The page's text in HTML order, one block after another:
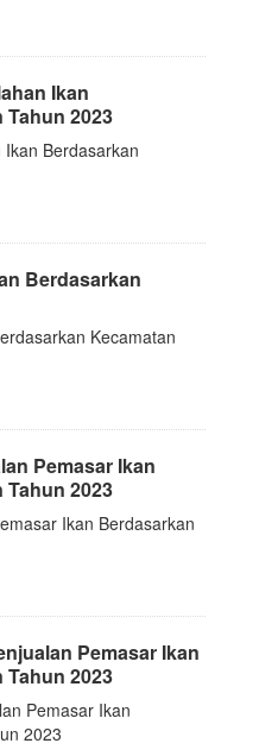
Ikan
2023
Berdasarkan
Berdasarkan
Kecamatan
Pemasar Ikan
2023
Ikan Berdasarkan
Pemasar Ikan
2023
Pemasar Ikan
2023